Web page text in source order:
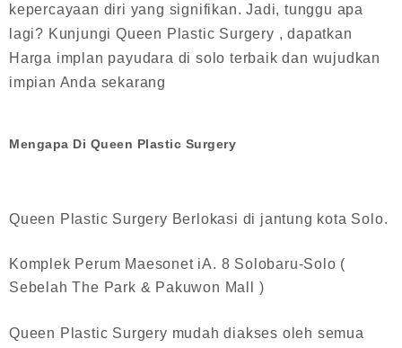
kepercayaan diri yang signifikan. Jadi, tunggu apa
lagi? Kunjungi Queen Plastic Surgery , dapatkan
Harga implan payudara di solo terbaik dan wujudkan
impian Anda sekarang
Mengapa Di Queen Plastic Surgery
Queen Plastic Surgery Berlokasi di jantung kota Solo.
Komplek Perum Maesonet iA. 8 Solobaru-Solo (
Sebelah The Park & Pakuwon Mall )
Queen Plastic Surgery mudah diakses oleh semua